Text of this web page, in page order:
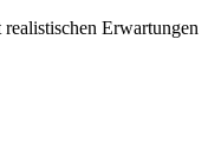
Erwartungen